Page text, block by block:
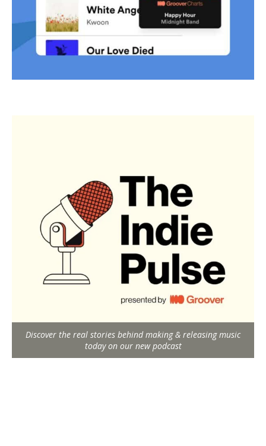
Discover the real stories behind making & releasing music
today on our new podcast